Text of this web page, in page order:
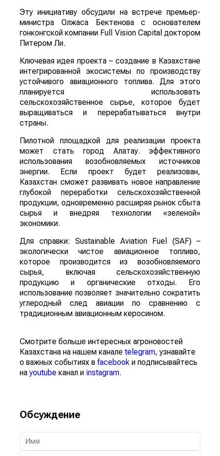
Эту инициативу обсудили на встрече премьер-
министра Олжаса Бектенова с основателем
гонконгской компании Full Vision Capital доктором
Питером Ли.
Ключевая идея проекта – создание в Казахстане
интегрированной экосистемы по производству
устойчивого авиационного топлива. Для этого
планируется использовать
сельскохозяйственное сырье, которое будет
выращиваться и перерабатываться внутри
страны.
Пилотной площадкой для реализации проекта
может стать город Алатау. эффективного
использования возобновляемых источников
энергии. Если проект будет реализован,
Казахстан сможет развивать новое направление
глубокой переработки сельскохозяйственной
продукции, одновременно расширяя рынок сбыта
сырья и внедряя технологии «зеленой»
экономики.
Для справки: Sustainable Aviation Fuel (SAF) –
экологически чистое авиационное топливо,
которое производится из возобновляемого
сырья, включая сельскохозяйственную
продукцию и органические отходы. Его
использование позволяет значительно сократить
углеродный след авиации по сравнению с
традиционным авиационным керосином.
Смотрите больше интересных агроновостей
Казахстана на нашем канале telegram, узнавайте
о важных событиях в facebook и подписывайтесь
наyoutube канал и instagram.
Обсуждение